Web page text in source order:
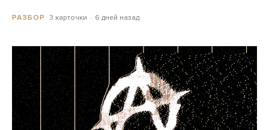
РАЗБОР 3 карточки 6 дней назад